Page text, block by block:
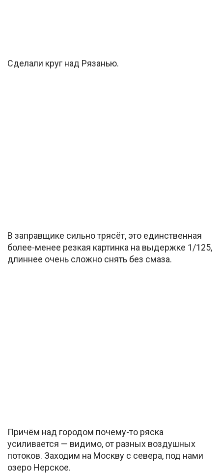
Сделали круг над Рязанью.
В заправщике сильно трясёт, это единственная
более-менее резкая картинка на выдержке 1/125,
длиннее очень сложно снять без смаза.
Причём над городом почему-то ряска
усиливается — видимо, от разных воздушных
потоков. Заходим на Москву с севера, под нами
озеро Нерское.